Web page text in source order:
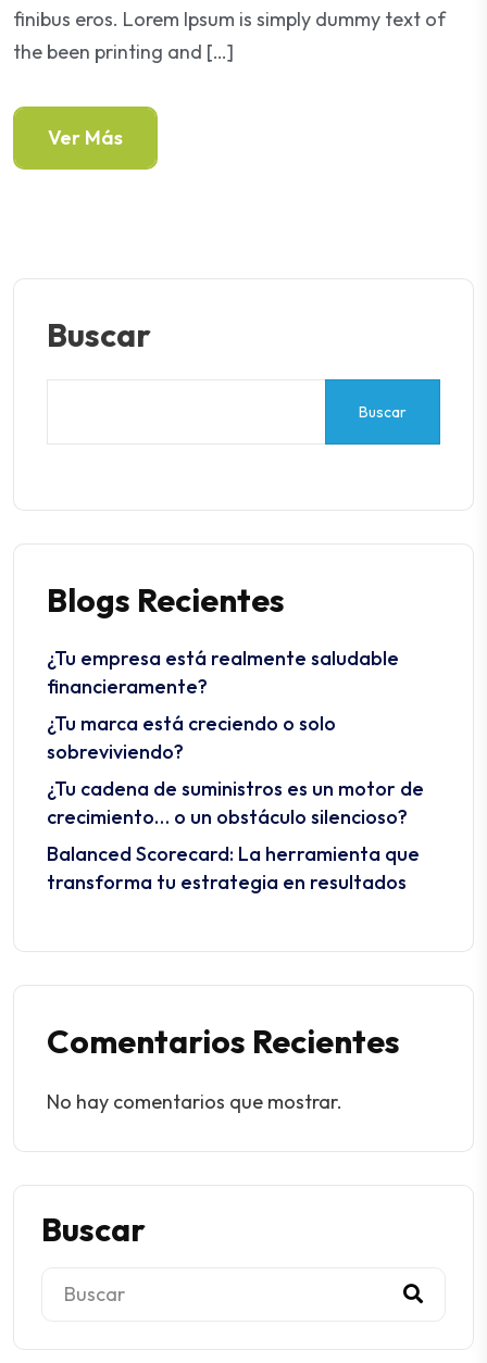
finibus eros. Lorem Ipsum is simply dummy text of
the been printing and […]
Ver Más
Buscar
Buscar
¿Tu empresa está realmente saludable
financieramente?
¿Tu marca está creciendo o solo
sobreviviendo?
¿Tu cadena de suministros es un motor de
crecimiento… o un obstáculo silencioso?
Balanced Scorecard: La herramienta que
transforma tu estrategia en resultados
No hay comentarios que mostrar.